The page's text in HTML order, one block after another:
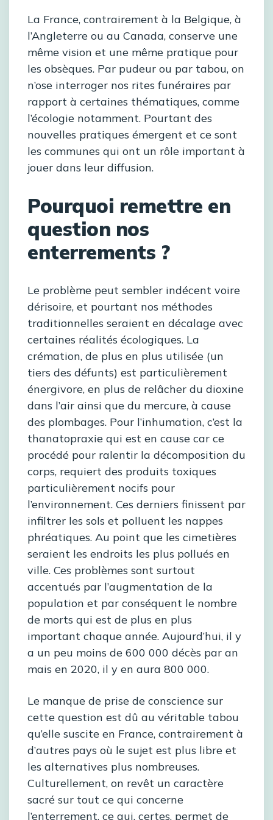
La France, contrairement à la Belgique, à
l’Angleterre ou au Canada, conserve une
même vision et une même pratique pour
les obsèques. Par pudeur ou par tabou, on
n’ose interroger nos rites funéraires par
rapport à certaines thématiques, comme
l’écologie notamment. Pourtant des
nouvelles pratiques émergent et ce sont
les communes qui ont un rôle important à
jouer dans leur diffusion.
Pourquoi remettre en
question nos
enterrements ?
Le problème peut sembler indécent voire
dérisoire, et pourtant nos méthodes
traditionnelles seraient en décalage avec
certaines réalités écologiques. La
crémation, de plus en plus utilisée (un
tiers des défunts) est particulièrement
énergivore, en plus de relâcher du dioxine
dans l’air ainsi que du mercure, à cause
des plombages. Pour l’inhumation, c’est la
thanatopraxie qui est en cause car ce
procédé pour ralentir la décomposition du
corps, requiert des produits toxiques
particulièrement nocifs pour
l’environnement. Ces derniers finissent par
infiltrer les sols et polluent les nappes
phréatiques. Au point que les cimetières
seraient les endroits les plus pollués en
ville. Ces problèmes sont surtout
accentués par l’augmentation de la
population et par conséquent le nombre
de morts qui est de plus en plus
important chaque année. Aujourd’hui, il y
a un peu moins de 600 000 décès par an
mais en 2020, il y en aura 800 000.
Le manque de prise de conscience sur
cette question est dû au véritable tabou
qu’elle suscite en France, contrairement à
d’autres pays où le sujet est plus libre et
les alternatives plus nombreuses.
Culturellement, on revêt un caractère
sacré sur tout ce qui concerne
l’enterrement, ce qui, certes, permet de